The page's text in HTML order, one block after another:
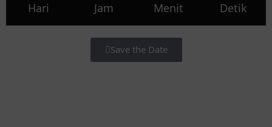
Hari Jam Menit Detik
Save the Date